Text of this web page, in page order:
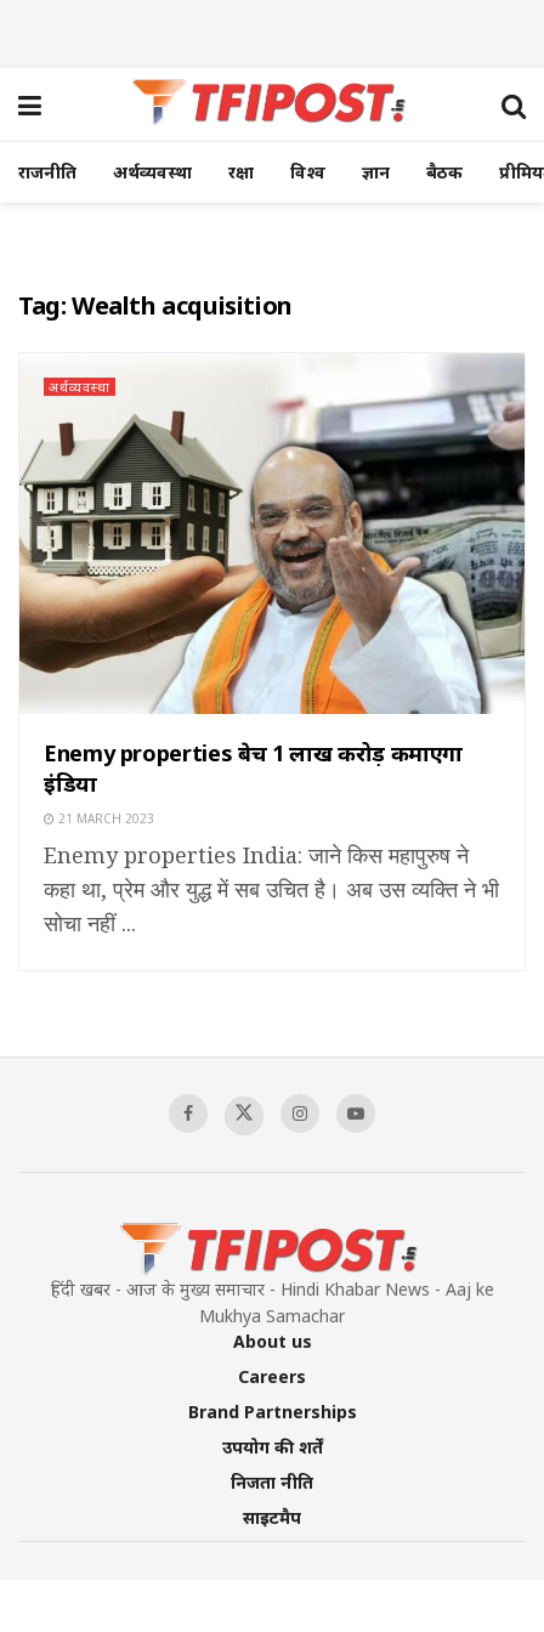
राजनीति अर्थव्यवस्था रक्षा विश्व ज्ञान बैठक
Tag:Wealth acquisition
अर्थव्यवस्था
Enemy properties बेच 1 लाख करोड़ कमाएगा
इंडिया
21 MARCH 2023
Enemy properties India: जाने किस महापुरुष ने
कहा था, प्रेम और युद्ध में सब उचित है। अब उस व्यक्ति ने भी
सोचा नहीं ...
हिंदी खबर - आज के मुख्य समाचार - Hindi Khabar News - Aaj ke
Mukhya Samachar
About us
Careers
Brand Partnerships
उपयोग की शर्तें
निजता नीति
साइटमैप